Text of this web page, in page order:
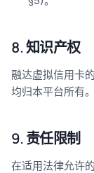
8. 知识产权
融达虚拟信用卡
均归本平台所有
9. 责任限制
在适用法律允许